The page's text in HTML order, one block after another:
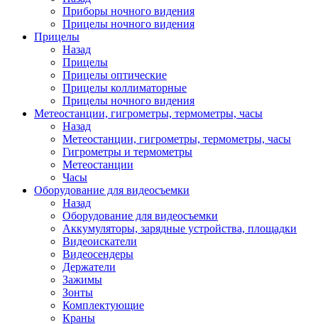
Приборы ночного видения
Прицелы ночного видения
Прицелы
Назад
Прицелы
Прицелы оптические
Прицелы коллиматорные
Прицелы ночного видения
Метеостанции, гигрометры, термометры, часы
Назад
Метеостанции, гигрометры, термометры, часы
Гигрометры и термометры
Метеостанции
Часы
Оборудование для видеосъемки
Назад
Оборудование для видеосъемки
Аккумуляторы, зарядные устройства, площадки
Видеоискатели
Видеосендеры
Держатели
Зажимы
Зонты
Комплектующие
Краны